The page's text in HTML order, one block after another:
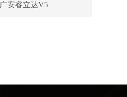
广安睿立达V5